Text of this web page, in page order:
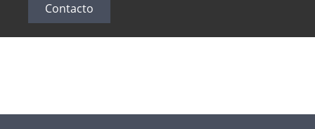
Contacto